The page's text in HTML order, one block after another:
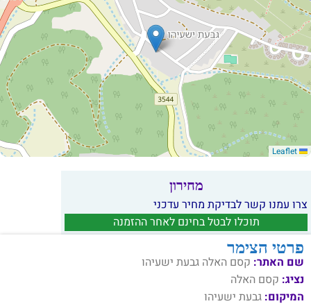
מחירון
צרו עמנו קשר לבדיקת מחיר עדכני
תוכלו לבטל בחינם לאחר ההזמנה
פרטי הצימר
שם האתר: קסם האלה גבעת ישעיהו
נציג: קסם האלה
המיקום: גבעת ישעיהו